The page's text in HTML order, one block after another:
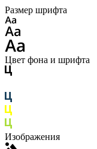
Размер шрифта
Цвет фона и шрифта
Изображения